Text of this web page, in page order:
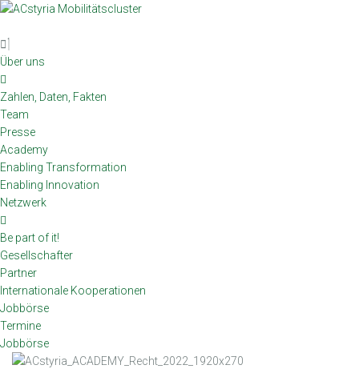
Skip
content
Über uns
Zahlen, Daten, Fakten
Team
Presse
Academy
Enabling Transformation
Enabling Innovation
Netzwerk
Be part of it!
Gesellschafter
Partner
Internationale Kooperationen
Jobbörse
Termine
Jobbörse